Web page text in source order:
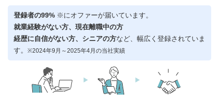
登録者の99% ※にオファーが届いています。
就業経験がない方、現在離職中の方
経歴に自信がない方、シニアの方など、幅広く登録されていま
す。 ※2024年9月～2025年4月の当社実績